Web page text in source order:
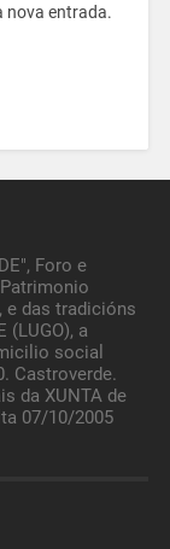
nova entrada.
Foro e
e das tradicións
(LUGO), a
social
Castroverde.
da XUNTA de
07/10/2005